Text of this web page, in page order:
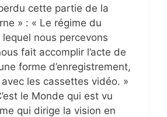
cette partie de la
» : « Le régime du
nous percevons
fait accomplir l’acte de
forme d’enregistrement,
les cassettes vidéo. »
le Monde qui est vu
qui dirige la vision en